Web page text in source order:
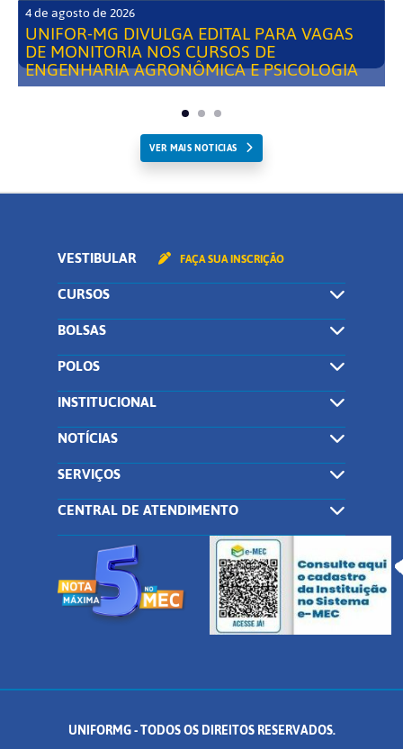
4 de agosto de 2026
UNIFOR-MG DIVULGA EDITAL PARA VAGAS
DE MONITORIA NOS CURSOS DE
ENGENHARIA AGRONÔMICA E PSICOLOGIA
VER MAIS NOTICIAS
VESTIBULAR FAÇA SUA INSCRIÇÃO
CURSOS
BOLSAS
POLOS
INSTITUCIONAL
NOTÍCIAS
SERVIÇOS
CENTRAL DE ATENDIMENTO
UNIFORMG - TODOS OS DIREITOS RESERVADOS.